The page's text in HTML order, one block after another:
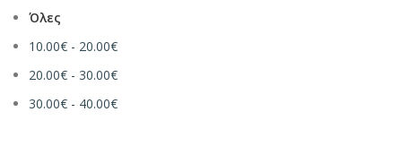
Όλες
10.00€ - 20.00€
20.00€ - 30.00€
30.00€ - 40.00€